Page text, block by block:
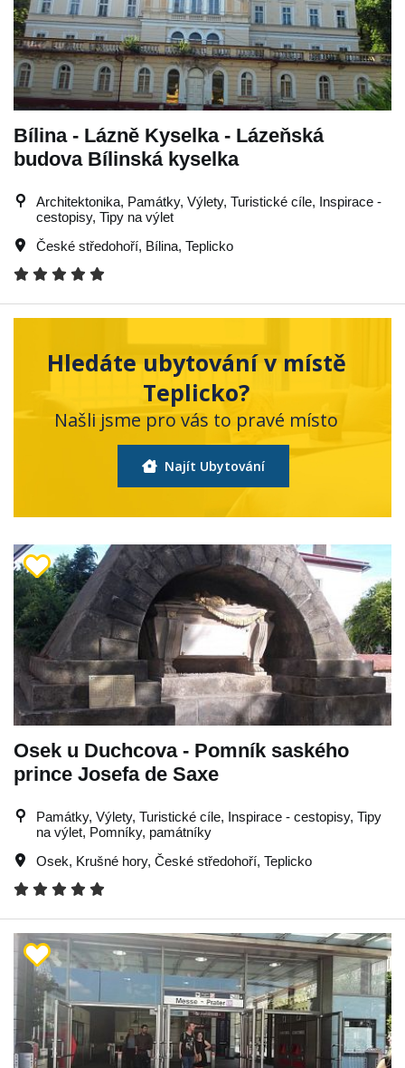
Bílina - Lázně Kyselka - Lázeňská
budova Bílinská kyselka
Architektonika, Památky, Výlety, Turistické cíle, Inspirace -
cestopisy, Tipy na výlet
České středohoří, Bílina, Teplicko
Hledáte ubytování v místě
Teplicko?
Našli jsme pro vás to pravé místo
Najít Ubytování
Osek u Duchcova - Pomník saského
prince Josefa de Saxe
Památky, Výlety, Turistické cíle, Inspirace - cestopisy, Tipy
na výlet, Pomníky, památníky
Osek, Krušné hory, České středohoří, Teplicko